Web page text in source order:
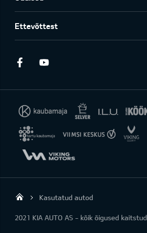
Ettevõttest
Facebook
KIA AUTO AS
Kasutatud autod
2021 KIA AUTO AS - kõik õigused kaitstud.